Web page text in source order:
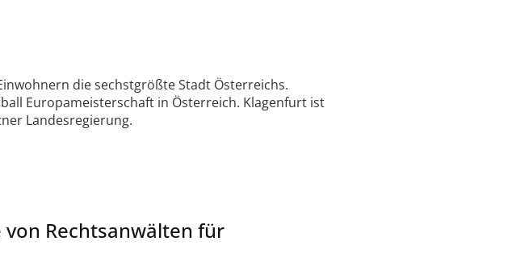
die sechstgrößte Stadt Österreichs.
Europameisterschaft in Österreich. Klagenfurt ist
Landesregierung.
Rechtsanwälten für